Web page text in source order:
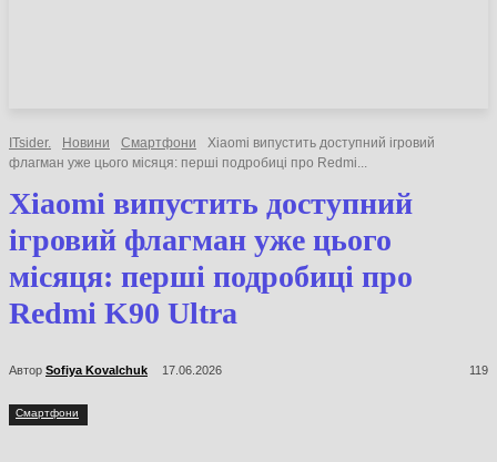
ITsider. Новини Смартфони
Xiaomi випустить доступний ігровий
флагман уже цього місяця: перші подробиці про Redmi...
Xiaomi випустить доступний
ігровий флагман уже цього
місяця: перші подробиці про
Redmi K90 Ultra
Автор Sofiya Kovalchuk 17.06.2026 119
Смартфони